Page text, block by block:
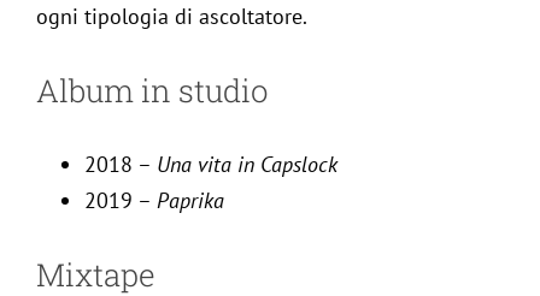
ogni tipologia di ascoltatore.
Album in studio
2018 – Una vita in Capslock
2019 – Paprika
Mixtape